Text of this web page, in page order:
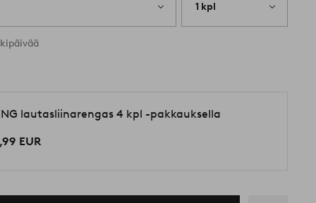
1 kpl
lautasliinarengas 4 kpl -pakkauksella
EUR